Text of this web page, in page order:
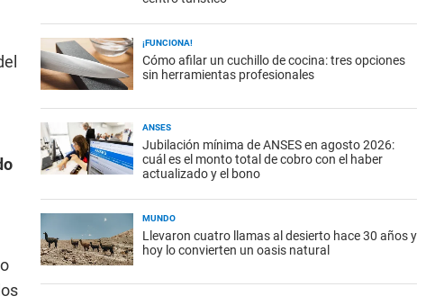
¡FUNCIONA!
Cómo afilar un cuchillo de cocina: tres opciones
sin herramientas profesionales
ANSES
Jubilación mínima de ANSES en agosto 2026:
cuál es el monto total de cobro con el haber
actualizado y el bono
MUNDO
Llevaron cuatro llamas al desierto hace 30 años y
hoy lo convierten un oasis natural